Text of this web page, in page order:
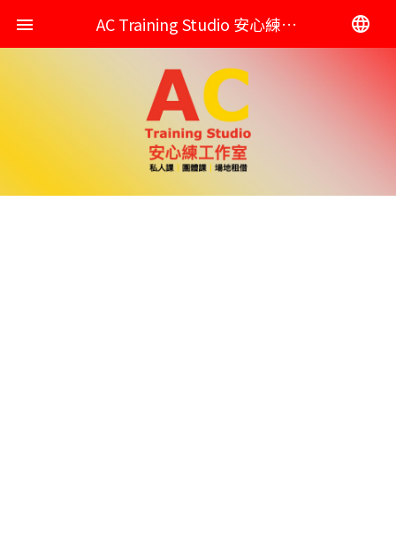
menu AC Training Studio 安心練工作室 language